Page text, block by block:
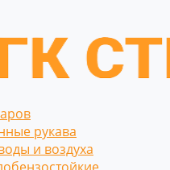
рукава
и воздуха